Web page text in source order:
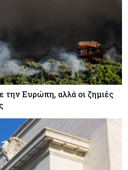
την Ευρώπη, αλλά οι ζημιές